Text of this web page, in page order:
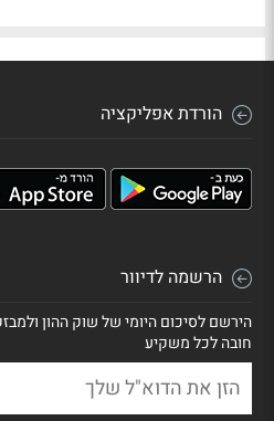
הורדת אפליקציה
הרשמה לדיוור
הירשם לסיכום היומי של שוק ההון
חובה לכל משקיע